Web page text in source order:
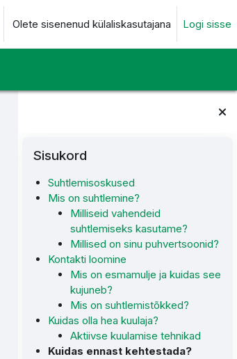
Olete sisenenud külaliskasutajana Logi sisse
Plokid
Sisukord
Suhtlemisoskused
Mis on suhtlemine?
Milliseid vahendeid
suhtlemiseks kasutame?
Millised on sinu puhvertsoonid?
Kontakti loomine
Mis on esmamulje ja kuidas see
kujuneb?
Mis on suhtlemistõkked?
Kuidas olla hea kuulaja?
Aktiivse kuulamise tehnikad
Kuidas ennast kehtestada?